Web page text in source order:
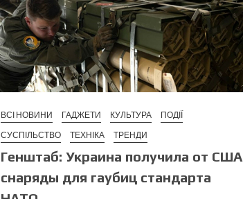
ВСІ НОВИНИ ГАДЖЕТИ КУЛЬТУРА
ПОДІЇ
СУСПІЛЬСТВО
ТЕХНІКА ТРЕНДИ
Генштаб: Украина получила от США
снаряды для гаубиц стандарта